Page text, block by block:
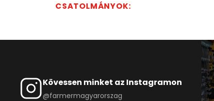
CSATOLMÁNYOK:
Kövessen minket az Instagramon
@farmermagyarorszag